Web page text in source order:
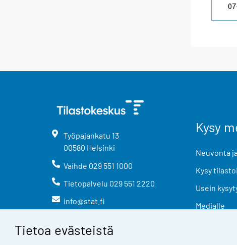
Tietoa evästeistä
Työpajankatu 13
00580 Helsinki
Vaihde 029 551 1000
Tietopalvelu 029 551 2220
info@stat.fi
Kysy
Neuvonta
Kysy
Usein
Medialle